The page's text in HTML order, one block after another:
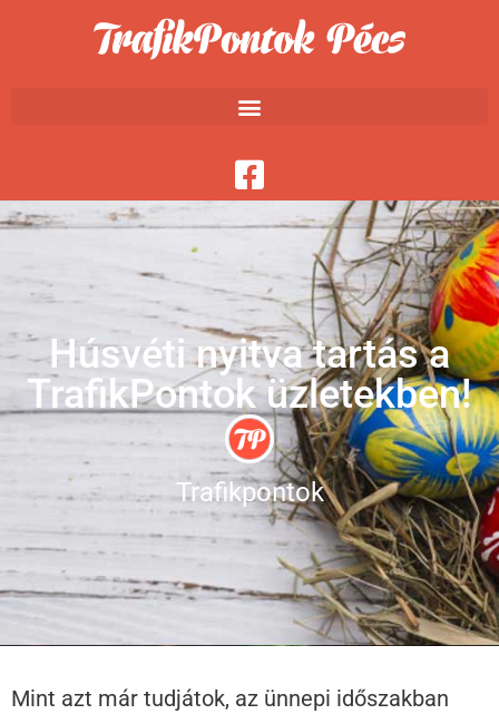
Húsvéti nyitva tartás a
TrafikPontok üzletekben!
Trafikpontok
Mint azt már tudjátok, az ünnepi időszakban